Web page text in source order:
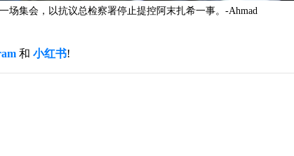
场集会，以抗议总检察署停止提控阿末扎希一事。-Ahmad
和 小红书!